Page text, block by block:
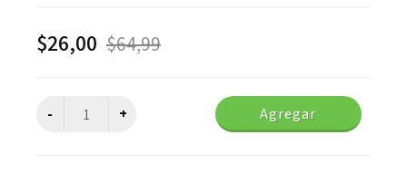
$26,00 $64,99
Agregar